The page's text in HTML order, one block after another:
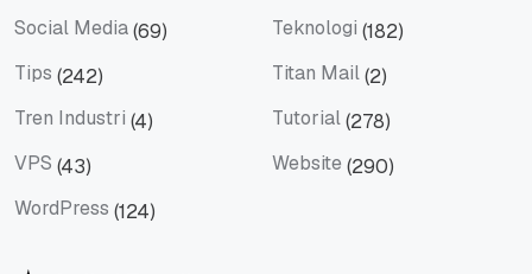
Social Media(69) Teknologi (182)
Tips (242) Titan Mail(2)
Tren Industri (4) Tutorial(278)
VPS (43) Website (290)
WordPress (124)